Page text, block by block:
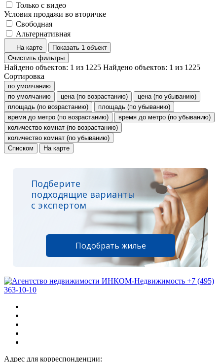
Только с видео
Условия продажи во вторичке
Свободная
Альтернативная
На карте
Показать 1 объект
Очистить фильтры
Найдено объектов: 1 из 1225 Найдено объектов: 1 из 1225
Сортировка
по умолчанию
по умолчанию
цена (по возрастанию)
цена (по убыванию)
площадь (по возрастанию)
площадь (по убыванию)
время до метро (по возрастанию)
время до метро (по убыванию)
количество комнат (по возрастанию)
количество комнат (по убыванию)
Списком
На карте
Подберите
подходящие варианты
с экспертом
Подобрать жилье
+7 (495)
363-10-10
Адрес для корреспонденции: